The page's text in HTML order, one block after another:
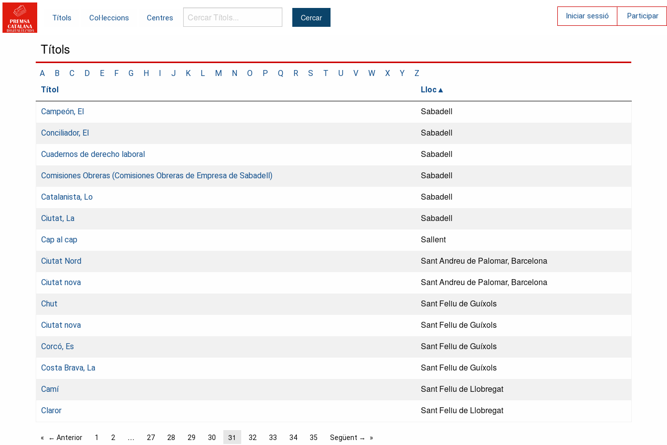
Títols Col·leccions Centres
Cercar
Títols...
Iniciar sessió Participar
Títols
A B C D E F G H I J K L M N O P Q R S T U V W X Y
Z
Títol
Lloc
Campeón, El Sabadell
Conciliador, El Sabadell
Cuadernos de derecho laboral Sabadell
Comisiones Obreras (Comisiones Obreras de Empresa de Sabadell) Sabadell
Catalanista, Lo Sabadell
Ciutat, La Sabadell
Cap al cap Sallent
Ciutat Nord Sant Andreu de Palomar, Barcelona
Ciutat nova Sant Andreu de Palomar, Barcelona
Chut Sant Feliu de Guíxols
Ciutat nova Sant Feliu de Guíxols
Corcó, Es Sant Feliu de Guíxols
Costa Brava, La Sant Feliu de Guíxols
Camí Sant Feliu de Llobregat
Claror Sant Feliu de Llobregat
← Anterior 1 2 27 28 29 30 31 32 33 34 35 Següent →